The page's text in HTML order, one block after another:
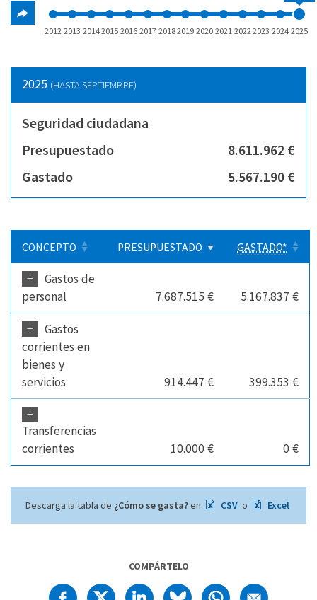
2012 2013 20142015 2016 2017 20182019 2020 2021 2022 2023 2024 2025
2025 (HASTA SEPTIEMBRE)
Seguridad ciudadana
Presupuestado
8.611.962 €
Gastado
5.567.190 €
CONCEPTO PRESUPUESTADO GASTADO*
+
Gastos de
personal
7.687.515 € 5.167.837 €
+
Gastos
corrientes en
bienes y
servicios
914.447 € 399.353 €
+
Transferencias
corrientes
10.000 € 0 €
Descarga la tabla de ¿Cómo se gasta?en CSV o Excel
COMPÁRTELO